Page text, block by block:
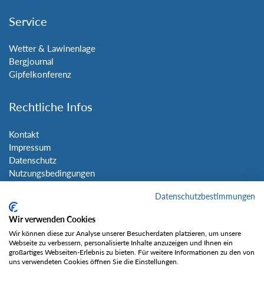
Service
Wetter & Lawinenlage
Bergjournal
Gipfelkonferenz
Rechtliche Infos
Kontakt
Impressum
Datenschutz
Nutzungsbedingungen
Social Media
Datenschutzbestimmungen
Wir verwenden Cookies
Wir können diese zur Analyse unserer Besucherdaten platzieren, um unsere
Webseite zu verbessern, personalisierte Inhalte anzuzeigen und Ihnen ein
großartiges Webseiten-Erlebnis zu bieten. Für weitere Informationen zu den von
uns verwendeten Cookies öffnen Sie die Einstellungen.